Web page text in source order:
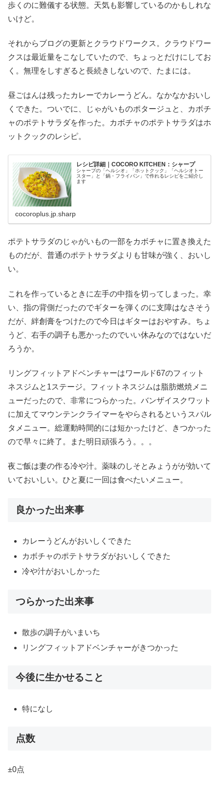
歩くのに難儀する状態。天気も影響しているのかもしれな
いけど。
それからブログの更新とクラウドワークス。クラウドワー
クスは最近量をこなしていたので、ちょっとだけにしてお
く。無理をしすぎると長続きしないので、たまには。
昼ごはんは残ったカレーでカレーうどん。なかなかおいし
くできた。ついでに、じゃがいものポタージュと、カボチ
ャのポテトサラダを作った。カボチャのポテトサラダはホ
ットクックのレシピ。
レシピ詳細｜COCORO KITCHEN：シャープ
シャープの「ヘルシオ」「ホットクック」「ヘルシオトー
スター」と「鍋・フライパン」で作れるレシピをご紹介し
ます
cocoroplus.jp.sharp
ポテトサラダのじゃがいもの一部をカボチャに置き換えた
ものだが、普通のポテトサラダよりも甘味が強く、おいし
い。
これを作っているときに左手の中指を切ってしまった。幸
い、指の背側だったのでギターを弾くのに支障はなさそう
だが、絆創膏をつけたので今日はギターはおやすみ。ちょ
うど、右手の調子も悪かったのでいい休みなのではないだ
ろうか。
リングフィットアドベンチャーはワールド67のフィット
ネスジムと1ステージ。フィットネスジムは脂肪燃焼メニ
ューだったので、非常につらかった。バンザイスクワット
に加えてマウンテンクライマーをやらされるというスパル
タメニュー。総運動時間的には短かったけど、きつかった
ので早々に終了。また明日頑張ろう。。。
夜ご飯は妻の作る冷や汁。薬味のしそとみょうがが効いて
いておいしい。ひと夏に一回は食べたいメニュー。
良かった出来事
カレーうどんがおいしくできた
カボチャのポテトサラダがおいしくできた
冷や汁がおいしかった
つらかった出来事
散歩の調子がいまいち
リングフィットアドベンチャーがきつかった
今後に生かせること
特になし
点数
±0点